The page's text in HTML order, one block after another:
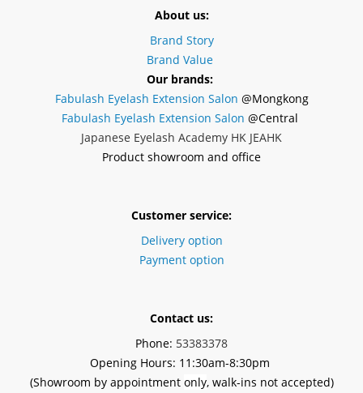
About us:
Brand Story
Brand Value
Our brands:
Fabulash Eyelash Extension Salon @Mongkong
Fabulash Eyelash Extension Salon @Central
Japanese Eyelash Academy HK JEAHK
Product showroom and office
Customer service:
Delivery option
Payment option
Contact us:
Phone: 53383378
Opening Hours: 11:30am-8:30pm
(Showroom by appointment only, walk-ins not accepted)